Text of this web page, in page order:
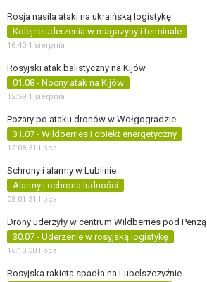
Rosja nasila ataki na ukraińską logistykę
Kolejne uderzenia w magazyny i terminale
16:40,1 sierpnia
Rosyjski atak balistyczny na Kijów
01.08 - Nocny atak na Kijów
12:59,1 sierpnia
Pożary po ataku dronów w Wołgogradzie
31.07 - Wildberries i obiekt energetyczny
12:08,31 lipca
Schrony i alarmy w Lublinie
Alarmy i ochrona ludności
08:01,31 lipca
Drony uderzyły w centrum Wildberries pod Penzą
30.07 - Uderzenie w rosyjską logistykę
16:13,30 lipca
Rosyjska rakieta spadła na Lubelszczyźnie